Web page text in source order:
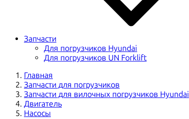
Запчасти
Для погрузчиков Hyundai
Для погрузчиков UN Forklift
Главная
Запчасти для погрузчиков
Запчасти для вилочных погрузчиков Hyundai
Двигатель
Насосы